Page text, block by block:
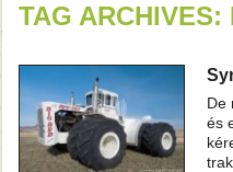
TAG ARCHIVES:
De
és